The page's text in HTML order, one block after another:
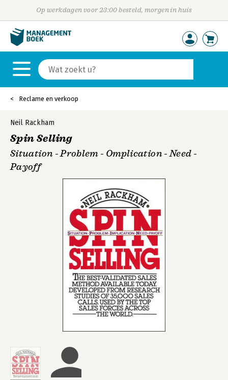
Op werkdagen voor 23:00 besteld, morgen in huis
Reclame en verkoop
Neil Rackham
Spin Selling
Situation - Problem - Omplication - Need -
Payoff